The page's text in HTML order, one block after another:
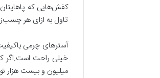
کفش‌هایی که
تاول به ازای هر چسب‌زخم به قیمت 1 پوند
آسترهای چرمی
میلیون و بیست هزار